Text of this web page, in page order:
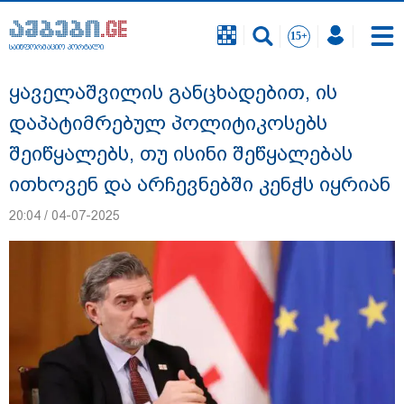
საინფორმაციო პორტალი
"ახლა მე ერთი წინადადება რომ ვთქვა,
ის გახდის ნათელს, თუ რატომ იყო ნია
იმნაძე წამქეზებელი, ნია იმნაძისგან
გამოსული ინფორმაციაა ეს... მას
საინფორმაციო პორტალი
ყაველაშვილის განცხადებით, ის
დაპატიმრებულ პოლიტიკოსებს
შეიწყალებს, თუ ისინი შეწყალებას
ითხოვენ და არჩევნებში კენჭს იყრიან
20:04 / 04-07-2025